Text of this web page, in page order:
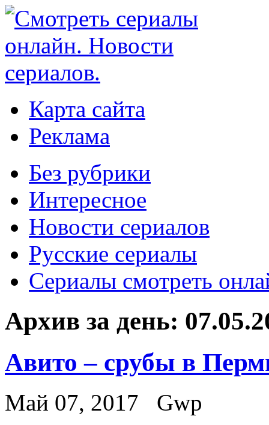
Карта сайта
Реклама
Без рубрики
Интересное
Новости сериалов
Русские сериалы
Сериалы смотреть
Архив за день:
Авито – срубы в
Май 07, 2017
Gwp